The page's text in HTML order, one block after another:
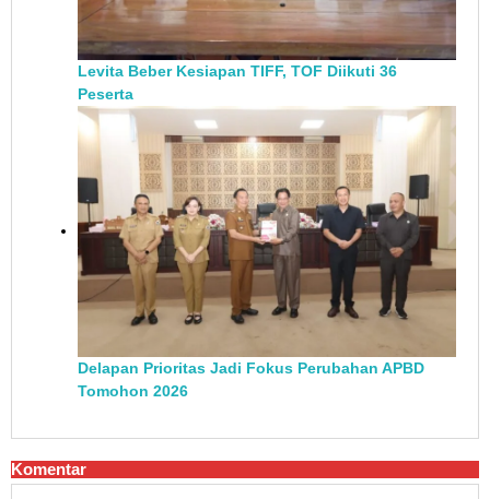
Levita Beber Kesiapan TIFF, TOF Diikuti 36
Peserta
Delapan Prioritas Jadi Fokus Perubahan APBD
Tomohon 2026
Komentar